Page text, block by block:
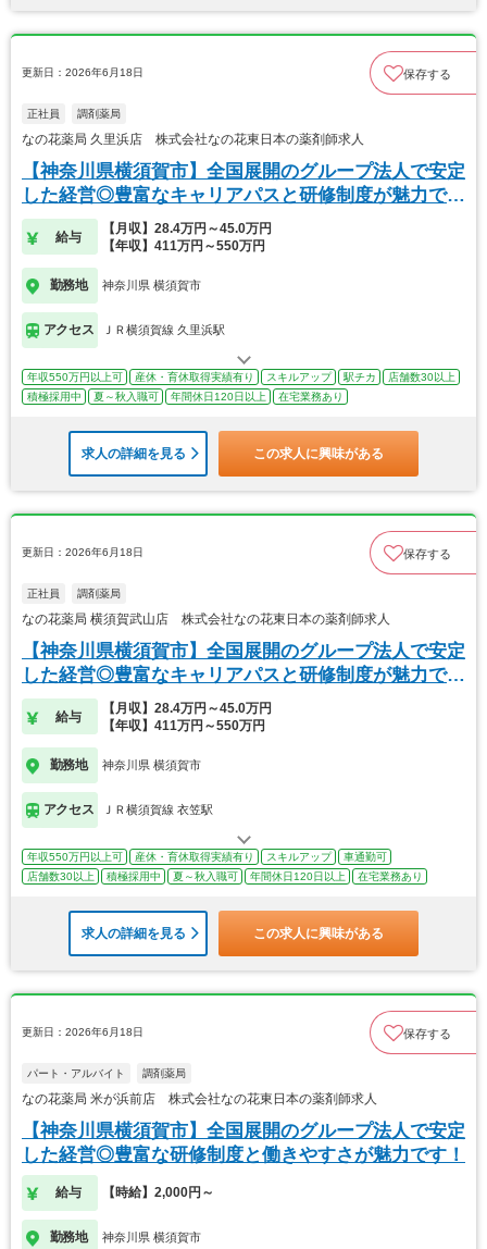
更新日：2026年6月18日 保存する
正社員 調剤薬局
なの花薬局 久里浜店 株式会社なの花東日本の薬剤師求人
【神奈川県横須賀市】全国展開のグループ法人で安定
した経営◎豊富なキャリアパスと研修制度が魅力で
す！
給与
【月収】28.4万円～45.0万円
【年収】411万円～550万円
勤務地 神奈川県 横須賀市
アクセス ＪＲ横須賀線 久里浜駅
年収550万円以上可 産休・育休取得実績有り スキルアップ 駅チカ
店舗数30以上
積極採用中
夏～秋入職可 年間休日120日以上 在宅業務あり
求人の詳細を見る この求人に興味がある
更新日：2026年6月18日 保存する
正社員 調剤薬局
なの花薬局 横須賀武山店 株式会社なの花東日本の薬剤師求人
【神奈川県横須賀市】全国展開のグループ法人で安定
した経営◎豊富なキャリアパスと研修制度が魅力で
す！
給与
【月収】28.4万円～45.0万円
【年収】411万円～550万円
勤務地 神奈川県 横須賀市
アクセス ＪＲ横須賀線 衣笠駅
年収550万円以上可 産休・育休取得実績有り スキルアップ
車通勤可
店舗数30以上
積極採用中 夏～秋入職可 年間休日120日以上 在宅業務あり
求人の詳細を見る この求人に興味がある
更新日：2026年6月18日 保存する
パート・アルバイト 調剤薬局
なの花薬局 米が浜前店 株式会社なの花東日本の薬剤師求人
【神奈川県横須賀市】全国展開のグループ法人で安定
した経営◎豊富な研修制度と働きやすさが魅力です！
給与 【時給】2,000円～
勤務地 神奈川県 横須賀市